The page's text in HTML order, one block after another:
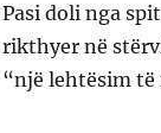
Pasi doli nga
rikthyer në
“një lehtësim të